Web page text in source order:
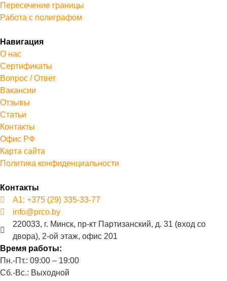
Пересечение границы
Работа с полиграфом
Навигация
О нас
Сертификаты
Вопрос / Ответ
Вакансии
Отзывы
Статьи
Контакты
Офис РФ
Карта сайта
Политика конфиденциальности
Контакты
А1: +375 (29) 335-33-77
info@prco.by
220033, г. Минск, пр-кт Партизанский, д. 31 (вход со
двора), 2-ой этаж, офис 201
Время работы:
Пн.-Пт.: 09:00 – 19:00
Сб.-Вс.: Выходной